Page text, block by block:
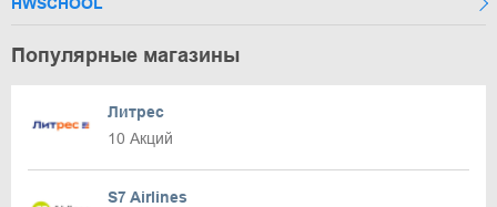
Популярные магазины
Литрес
10 Акций
S7 Airlines